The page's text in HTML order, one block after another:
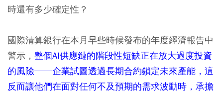
時還有多少確定性？
國際清算銀行在本月早些時候發布的年度經濟報告中
警示， 整個AI供應鏈的階段性短缺正在放大過度投資
的風險──企業試圖透過長期合約鎖定未來產能，這
反而讓他們在面對任何不及預期的需求波動時，承擔